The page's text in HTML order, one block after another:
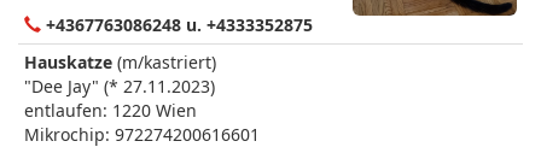
+4367763086248 u. +4333352875
Hauskatze (m/kastriert)
"Dee Jay" (* 27.11.2023)
entlaufen: 1220 Wien
Mikrochip: 972274200616601